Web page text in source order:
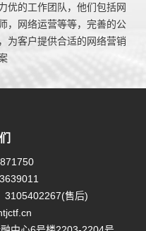
优的工作团队，他们包括网
，网络运营等等，完善的公
为客户提供合适的网络营销
3105402267(售后)